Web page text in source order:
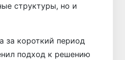
структуры, но и
за короткий период
подход к решению